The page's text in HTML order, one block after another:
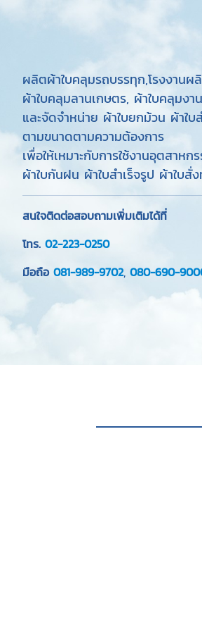
ผลิตผ้าใบคลุมรถบรรทุก,โรงงานผ
ผ้าใบคลุมลานเกษตร, ผ้าใบคลุมง
และจัดจำหน่าย ผ้าใบยกม้วน ผ้าใบ
ตามขนาดตามความต้องการ
เพื่อให้เหมาะกับการใช้งานอุตสา
ผ้าใบกันฝน ผ้าใบสำเร็จรูป ผ้าใบสั่ง
สนใจติดต่อสอบถามเพิ่มเติมได้ที่
โทร. 02-223-0250
มือถือ 081-989-9702, 080-690-